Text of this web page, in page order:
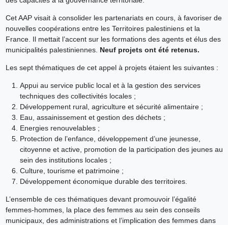
Cet AAP visait à consolider les partenariats en cours, à favoriser de
nouvelles coopérations entre les Territoires palestiniens et la
France. Il mettait l’accent sur les formations des agents et élus des
municipalités palestiniennes. Neuf projets ont été retenus.
Les sept thématiques de cet appel à projets étaient les suivantes :
Appui au service public local et à la gestion des services
techniques des collectivités locales ;
Développement rural, agriculture et sécurité alimentaire ;
Eau, assainissement et gestion des déchets ;
Energies renouvelables ;
Protection de l’enfance, développement d’une jeunesse,
citoyenne et active, promotion de la participation des jeunes au
sein des institutions locales ;
Culture, tourisme et patrimoine ;
Développement économique durable des territoires.
L’ensemble de ces thématiques devant promouvoir l’égalité
femmes-hommes, la place des femmes au sein des conseils
municipaux, des administrations et l’implication des femmes dans